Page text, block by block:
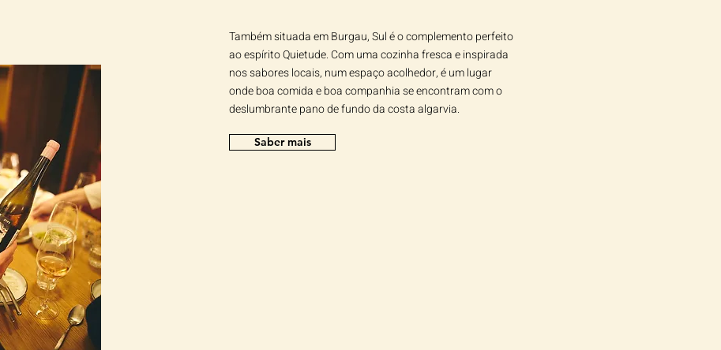
Também situada em Burgau, Sul é o complemento perfeito
ao espírito Quietude. Com uma cozinha fresca e inspirada
nos sabores locais, num espaço acolhedor, é um lugar
onde boa comida e boa companhia se encontram com o
deslumbrante pano de fundo da costa algarvia.
Saber mais